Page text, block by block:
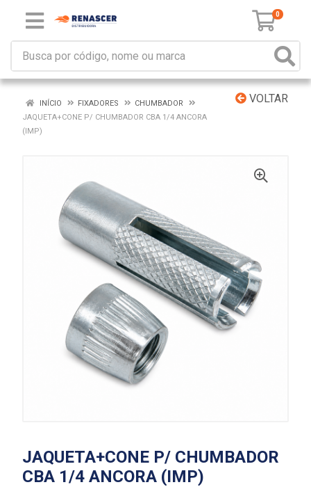
0
VOLTAR
INÍCIO FIXADORES
CHUMBADOR
JAQUETA+CONE P/ CHUMBADOR CBA 1/4 ANCORA
(IMP)
JAQUETA+CONE P/ CHUMBADOR
CBA 1/4 ANCORA (IMP)